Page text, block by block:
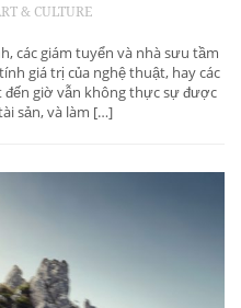
& CULTURE
các giám tuyển và nhà sưu tầm
giá trị của nghệ thuật, hay các
giờ vẫn không thực sự được
sản, và làm […]